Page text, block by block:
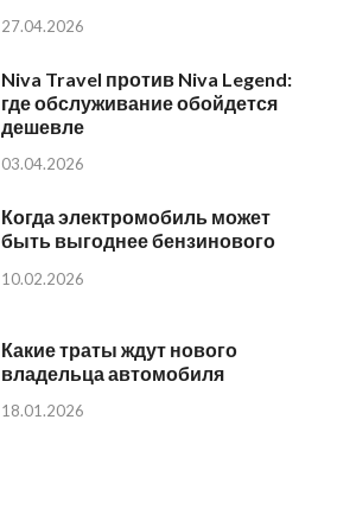
27.04.2026
Niva Travel против Niva Legend:
где обслуживание обойдется
дешевле
03.04.2026
Когда электромобиль может
быть выгоднее бензинового
10.02.2026
Какие траты ждут нового
владельца автомобиля
18.01.2026